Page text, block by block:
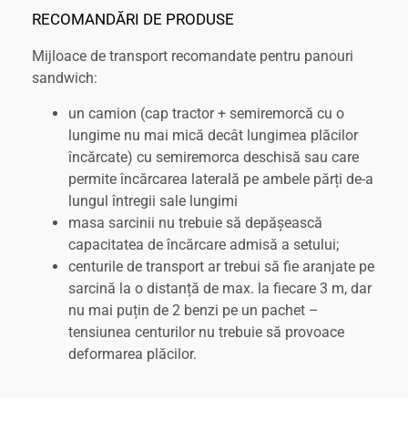
RECOMANDĂRI DE PRODUSE
Mijloace de transport recomandate pentru panouri
sandwich:
un camion (cap tractor + semiremorcă cu o
lungime nu mai mică decât lungimea plăcilor
încărcate) cu semiremorca deschisă sau care
permite încărcarea laterală pe ambele părți de-a
lungul întregii sale lungimi
masa sarcinii nu trebuie să depășească
capacitatea de încărcare admisă a setului;
centurile de transport ar trebui să fie aranjate pe
sarcină la o distanță de max. la fiecare 3 m, dar
nu mai puțin de 2 benzi pe un pachet –
tensiunea centurilor nu trebuie să provoace
deformarea plăcilor.